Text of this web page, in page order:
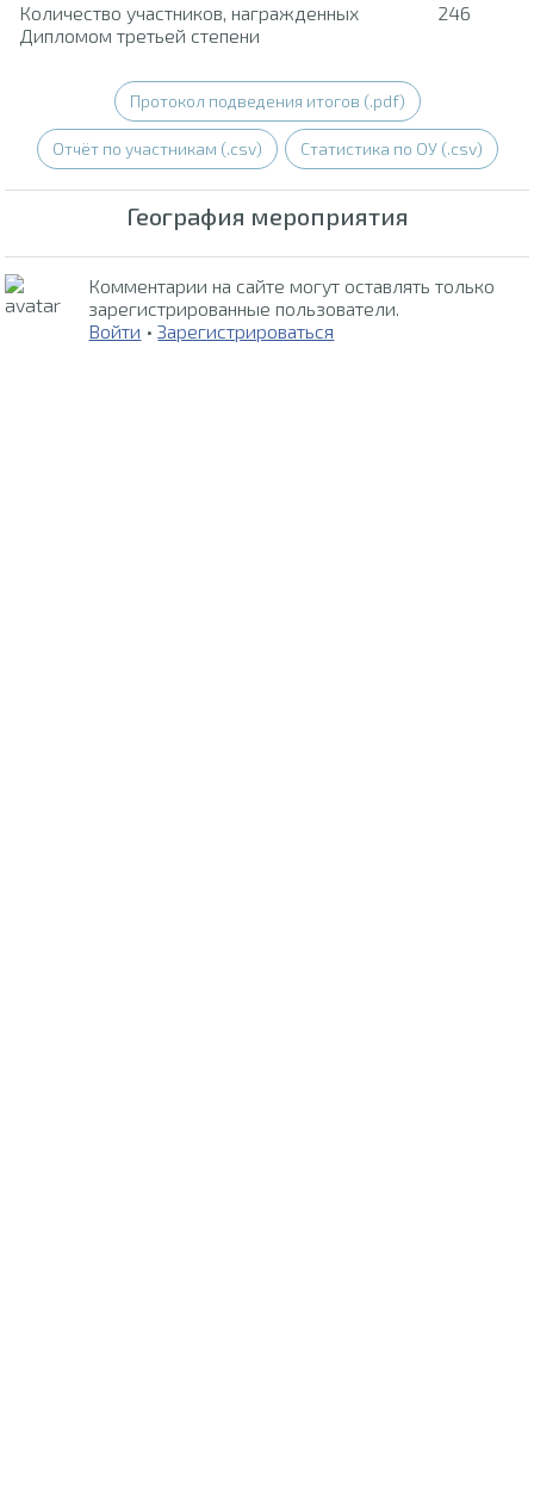
Количество участников, награжденных
Дипломом третьей степени
246
Протокол подведения итогов (.pdf)
Отчёт по участникам (.csv) Статистика по ОУ (.csv)
География мероприятия
Комментарии на сайте могут оставлять только
зарегистрированные пользователи.
Войти •Зарегистрироваться